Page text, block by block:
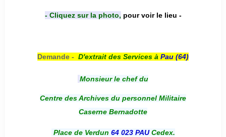
- Cliquez sur la photo, pour voir le lieu -
Demande - D'extrait des Services à Pau (64)
Monsieur le chef du
Centre des Archives du personnel Militaire
Caserne Bernadotte
Place de Verdun 64 023 PAUCedex.